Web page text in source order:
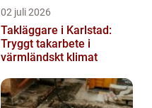
02 juli 2026
Takläggare i Karlstad:
Tryggt takarbete i
värmländskt klimat